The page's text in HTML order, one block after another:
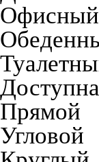
Офисный
Прямой
Угловой